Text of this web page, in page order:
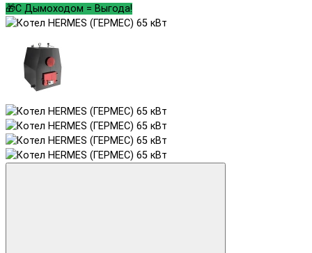
🎁С Дымоходом = Выгода!